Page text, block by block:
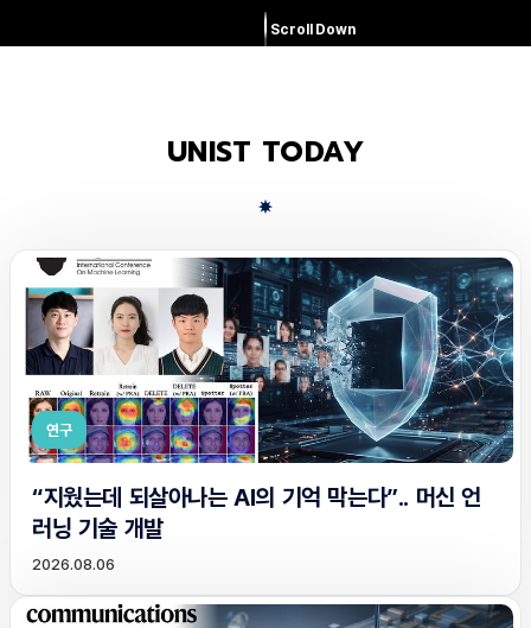
Scroll Down
UNIST TODAY
연구
“지웠는데 되살아나는 AI의 기억 막는다”.. 머신 언
러닝 기술 개발
2026.08.06